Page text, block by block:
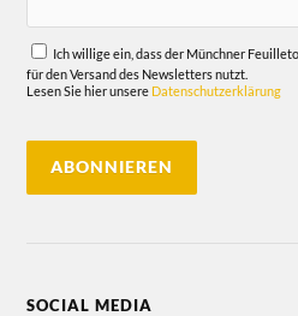
Ich willige ein, dass der Münchner
für den Versand des Newsletters nutzt.
Lesen Sie hier unsere Datenschutzerklärung
SOCIAL MEDIA